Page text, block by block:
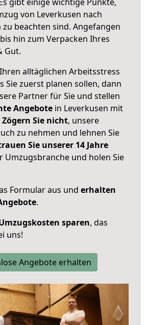
von Leverkusen nach
beachten sind. Angefangen
hin zum Verpacken Ihres
Gut.
alltäglichen Arbeitsstress
Sie zuerst planen sollen, dann
Partner für Sie und stellen
Angebote in Leverkusen mit
Zögern Sie nicht, unsere
zu nehmen und lehnen Sie
Sie unserer 14 Jahre
Umzugsbranche und holen Sie
Formular aus und erhalten
.
sparen, das
uns!
Angebote erhalten